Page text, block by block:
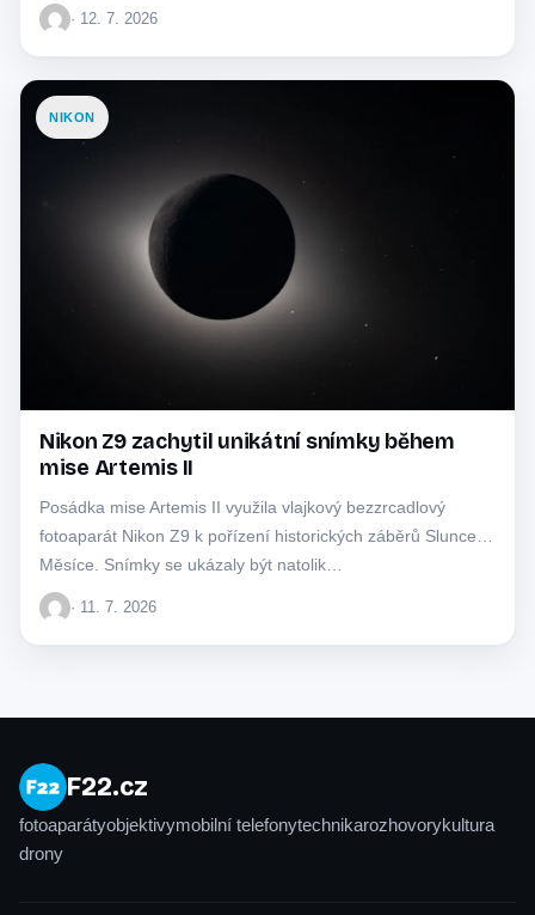
· 12. 7. 2026
NIKON
Nikon Z9 zachytil unikátní snímky během
mise Artemis II
Posádka mise Artemis II využila vlajkový bezzrcadlový
fotoaparát Nikon Z9 k pořízení historických záběrů Slunce a
Měsíce. Snímky se ukázaly být natolik…
· 11. 7. 2026
F22.cz
fotoaparátyobjektivymobilní telefonytechnikarozhovorykultura
drony